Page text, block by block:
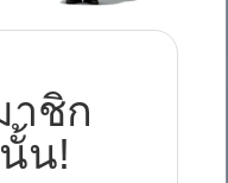
าชิก
น!